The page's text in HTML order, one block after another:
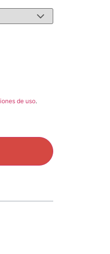
de uso.